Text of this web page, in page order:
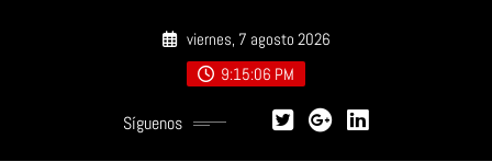
viernes, 7 agosto 2026
9:15:07 PM
Síguenos